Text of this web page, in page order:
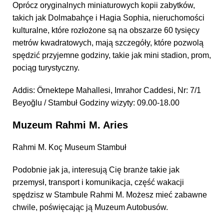
Oprócz oryginalnych miniaturowych kopii zabytków,
takich jak Dolmabahçe i Hagia Sophia, nieruchomości
kulturalne, które rozłożone są na obszarze 60 tysięcy
metrów kwadratowych, mają szczegóły, które pozwolą
spędzić przyjemne godziny, takie jak mini stadion, prom,
pociąg turystyczny.
Addis: Örnektepe Mahallesi, Imrahor Caddesi, Nr: 7/1
Beyoğlu / Stambuł Godziny wizyty: 09.00-18.00
Muzeum Rahmi M. Aries
Rahmi M. Koç Museum Stambuł
Podobnie jak ja, interesują Cię branże takie jak
przemysł, transport i komunikacja, część wakacji
spędzisz w Stambule Rahmi M. Możesz mieć zabawne
chwile, poświęcając ją Muzeum Autobusów.